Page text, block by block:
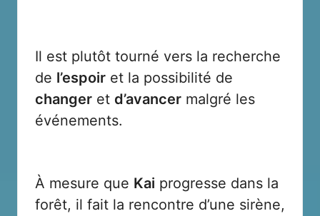
Il est plutôt tourné vers la recherche
de l’espoir et la possibilité de
changer et d’avancer malgré les
événements.
À mesure que Kai progresse dans la
forêt, il fait la rencontre d’une sirène,